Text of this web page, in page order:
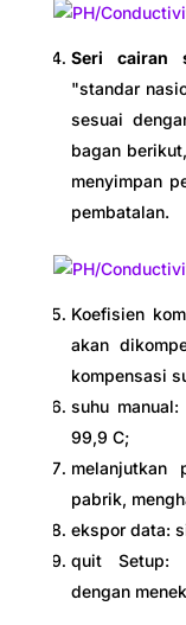
Seri cairan
"standar
sesuai
bagan
menyimpan
pembatalan.
Koefisien
akan
kompensasi
suhu
99,9 C;
melanjutkan
pabrik,
ekspor data:
quit Setup:
dengan